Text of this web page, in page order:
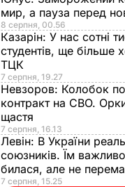
мир, а пауза перед
8 серпня, 00.56
Казарін: У нас сотні
студентів, ще більше
ТЦК
7 серпня, 19.27
Невзоров: Колобок
контракт на СВО.
щастя
7 серпня, 16.13
Левін: В України
союзників. Їм
билася, але не
7 серпня, 15.25